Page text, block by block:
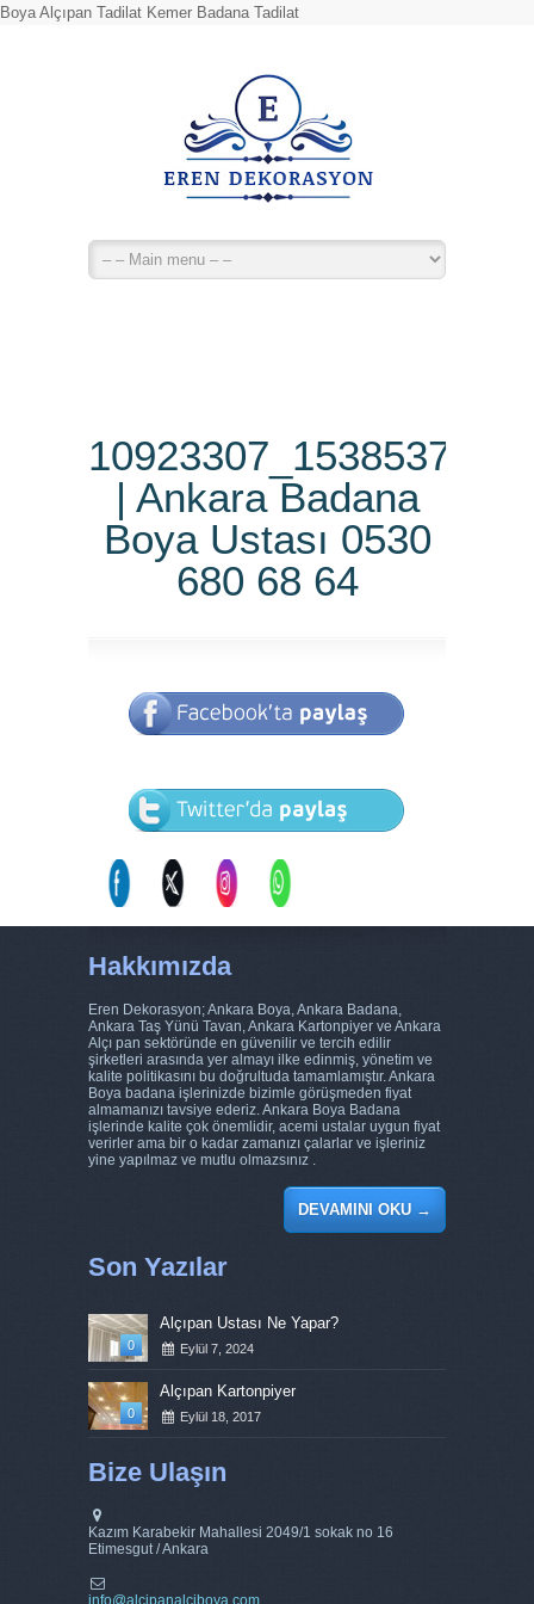
Boya Alçıpan Tadilat Kemer Badana Tadilat
| Ankara Badana
Boya Ustası 0530
680 68 64
Hakkımızda
Eren Dekorasyon; Ankara Boya, Ankara Badana,
Ankara Taş Yünü Tavan, Ankara Kartonpiyer ve Ankara
Alçı pan sektöründe en güvenilir ve tercih edilir
şirketleri arasında yer almayı ilke edinmiş, yönetim ve
kalite politikasını bu doğrultuda tamamlamıştır. Ankara
Boya badana işlerinizde bizimle görüşmeden fiyat
almamanızı tavsiye ederiz. Ankara Boya Badana
işlerinde kalite çok önemlidir, acemi ustalar uygun fiyat
verirler ama bir o kadar zamanızı çalarlar ve işleriniz
yine yapılmaz ve mutlu olmazsınız .
DEVAMINI OKU→
Son Yazılar
0
Alçıpan Ustası Ne Yapar?
Eylül 7, 2024
0
Alçıpan Kartonpiyer
Eylül 18, 2017
Bize Ulaşın
Kazım Karabekir Mahallesi 2049/1 sokak no 16
Etimesgut / Ankara
info@alcipanalciboya.com